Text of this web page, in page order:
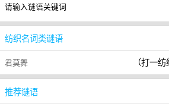
请输入谜语关键词
纺织名词类谜语
君莫舞 （打一纺
推荐谜语